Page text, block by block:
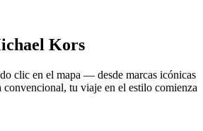
Kors
clic en el mapa — desde marcas icónicas
convencional, tu viaje en el estilo comienza